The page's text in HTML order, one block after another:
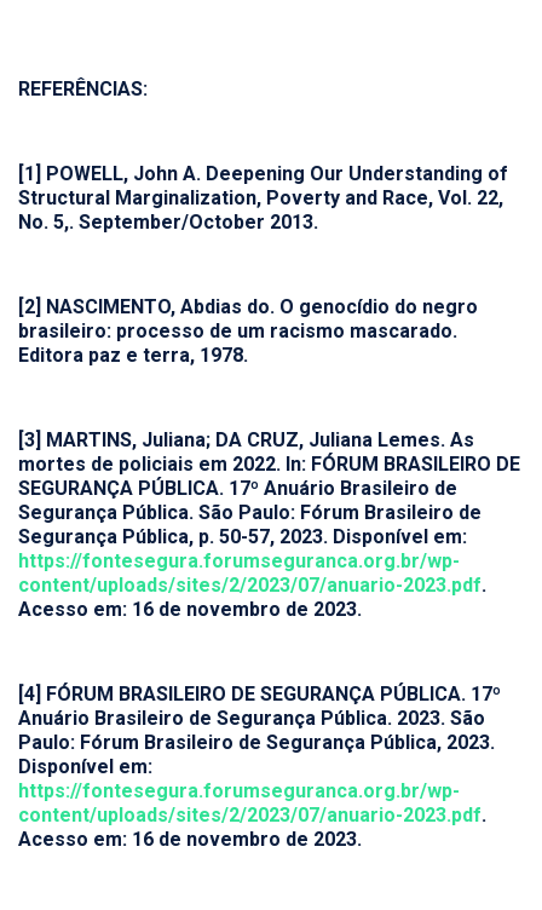
REFERÊNCIAS:
[1] POWELL, John A. Deepening Our Understanding of
Structural Marginalization, Poverty and Race, Vol. 22,
No. 5,. September/October 2013.
[2] NASCIMENTO, Abdias do. O genocídio do negro
brasileiro: processo de um racismo mascarado.
Editora paz e terra, 1978.
[3] MARTINS, Juliana; DA CRUZ, Juliana Lemes. As
mortes de policiais em 2022. In: FÓRUM BRASILEIRO DE
SEGURANÇA PÚBLICA. 17º Anuário Brasileiro de
Segurança Pública. São Paulo: Fórum Brasileiro de
Segurança Pública, p. 50-57, 2023. Disponível em:
https://fontesegura.forumseguranca.org.br/wp-
content/uploads/sites/2/2023/07/anuario-2023.pdf.
Acesso em: 16 de novembro de 2023.
[4] FÓRUM BRASILEIRO DE SEGURANÇA PÚBLICA. 17º
Anuário Brasileiro de Segurança Pública. 2023. São
Paulo: Fórum Brasileiro de Segurança Pública, 2023.
Disponível em:
https://fontesegura.forumseguranca.org.br/wp-
content/uploads/sites/2/2023/07/anuario-2023.pdf.
Acesso em: 16 de novembro de 2023.